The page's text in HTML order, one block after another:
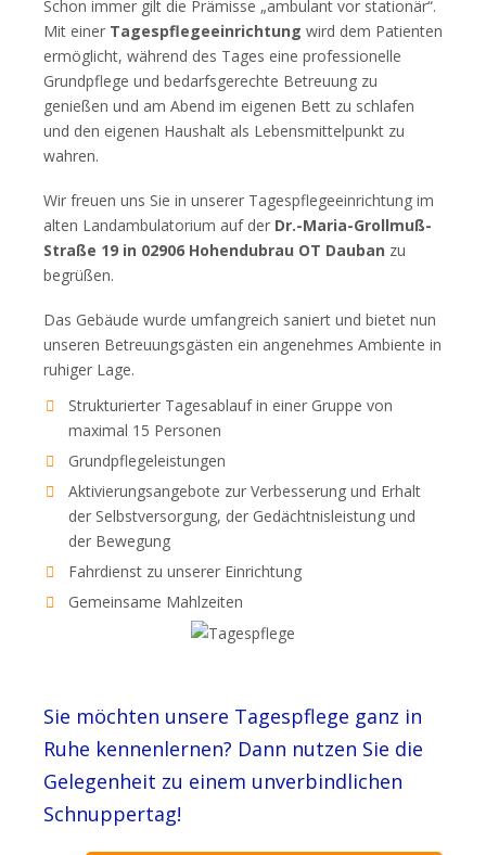
Schon immer gilt die Prämisse „ambulant vor stationär“.
Mit einer Tagespflegeeinrichtung wird dem Patienten
ermöglicht, während des Tages eine professionelle
Grundpflege und bedarfsgerechte Betreuung zu
genießen und am Abend im eigenen Bett zu schlafen
und den eigenen Haushalt als Lebensmittelpunkt zu
wahren.
Wir freuen uns Sie in unserer Tagespflegeeinrichtung im
alten Landambulatorium auf der Dr.-Maria-Grollmuß-
Straße 19 in 02906 Hohendubrau OT Dauban zu
begrüßen.
Das Gebäude wurde umfangreich saniert und bietet nun
unseren Betreuungsgästen ein angenehmes Ambiente in
ruhiger Lage.
Strukturierter Tagesablauf in einer Gruppe von
maximal 15 Personen
Grundpflegeleistungen
Aktivierungsangebote zur Verbesserung und Erhalt
der Selbstversorgung, der Gedächtnisleistung und
der Bewegung
Fahrdienst zu unserer Einrichtung
Gemeinsame Mahlzeiten
Sie möchten unsere Tagespflege ganz in
Ruhe kennenlernen? Dann nutzen Sie die
Gelegenheit zu einem unverbindlichen
Schnuppertag!